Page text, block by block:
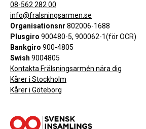
08-562 282 00
info@fralsningsarmen.se
Organisationsnr 802006-1688
Plusgiro 900480-5, 900062-1(för OCR)
Bankgiro 900-4805
Swish 9004805
Kontakta Frälsningsarmén nära dig
Kårer i Stockholm
Kårer i Göteborg